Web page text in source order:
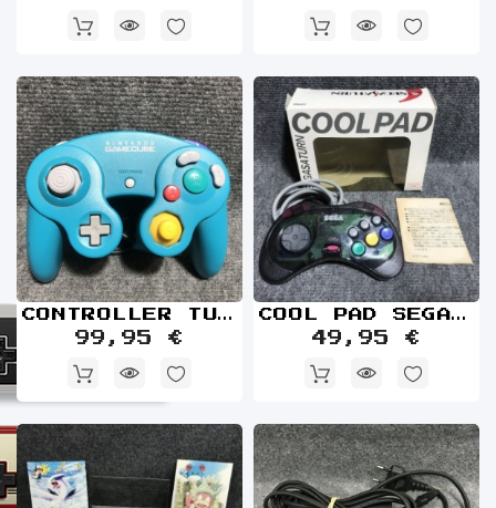
CONTROLLER TURQUESA NINTENDO GAME CUBE NGC MANDO
99,95 €
COOL PAD SEGA SATURN MANDO
49,95 €